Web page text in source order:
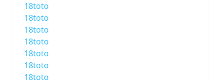
18toto
18toto
18toto
18toto
18toto
18toto
18toto